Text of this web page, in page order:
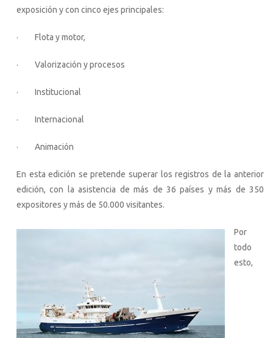
exposición y con cinco ejes principales:
· Flota y motor,
· Valorización y procesos
· Institucional
· Internacional
· Animación
En esta edición se pretende superar los registros de la anterior
edición, con la asistencia de más de 36 países y más de 350
expositores y más de 50.000 visitantes.
Por
todo
esto,